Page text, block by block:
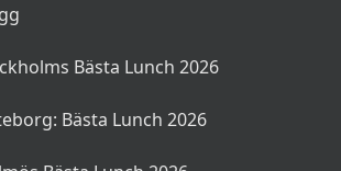
Bästa Lunch 2026
Bästa Lunch 2026